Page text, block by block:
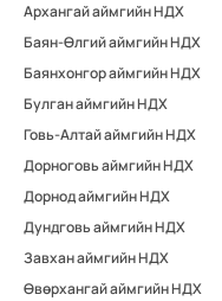
Архангай аймгийн НДХ
Баян-Өлгий аймгийн НДХ
Баянхонгор аймгийн НДХ
Булган аймгийн НДХ
Говь-Алтай аймгийн НДХ
Дорноговь аймгийн НДХ
Дорнод аймгийн НДХ
Дундговь аймгийн НДХ
Завхан аймгийн НДХ
Өвөрхангай аймгийн НДХ